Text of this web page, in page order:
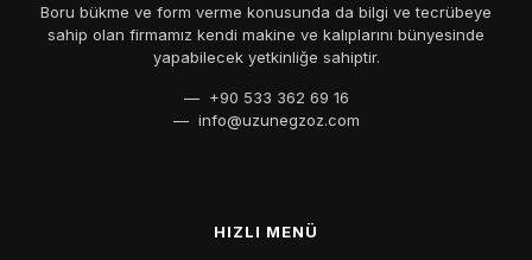
Boru bükme ve form verme konusunda da bilgi ve tecrübeye
sahip olan firmamız kendi makine ve kalıplarını bünyesinde
yapabilecek yetkinliğe sahiptir.
— +90 533 362 69 16
— info@uzunegzoz.com
HIZLI MENÜ